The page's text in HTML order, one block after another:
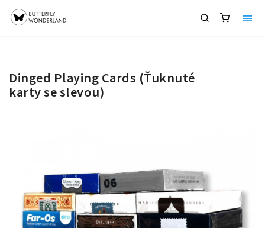
Dinged Playing Cards (Ťuknuté
karty se slevou)